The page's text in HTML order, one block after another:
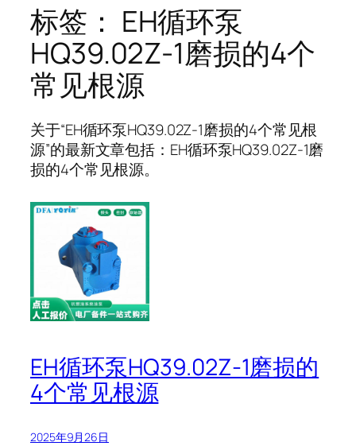
标签： EH循环泵
HQ39.02Z-1磨损的4个
常见根源
关于“EH循环泵HQ39.02Z-1磨损的4个常见根
源”的最新文章包括：EH循环泵HQ39.02Z-1磨
损的4个常见根源。
EH循环泵HQ39.02Z-1磨损的
4个常见根源
2025年9月26日